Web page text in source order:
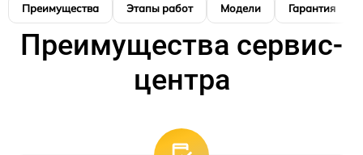
Преимущества Этапы работ Модели Гарантия
Преимущества сервис-
центра